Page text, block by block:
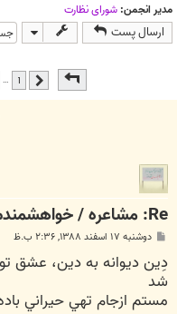
مدیر انجمن: شوراي نظارت
ارسال پست
448 قبلی …
Re: مشاعره / خواهشمندم شرکت بفرماييد.
پ
ت
دوشنبه ۱۷ اسفند ۱۳۸۸, ۲:۳۶ ب.ظ
دِين ديوانه به دين، عشق
شد
مستم ازجام تهي حيراني